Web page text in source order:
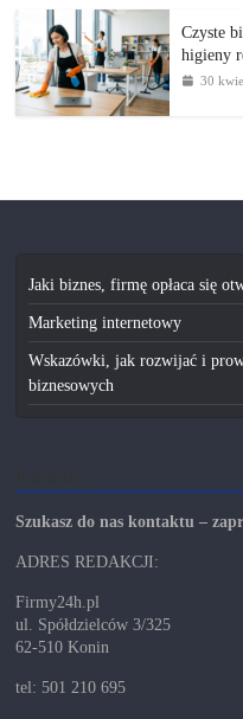
Czyste
higieny
30
Jaki biznes, firmę opłaca się
Marketing internetowy
Wskazówki, jak rozwijać i
biznesowych
Szukasz do nas kontaktu –
ADRES REDAKCJI:
Firmy24h.pl
ul. Spółdzielców 3/325
62-510 Konin
tel: 501 210 695